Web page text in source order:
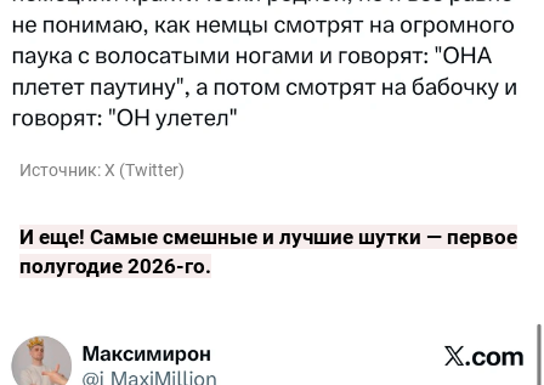
Источник:X (Twitter)
И еще! Самые смешные и лучшие шутки — первое
полугодие 2026-го.